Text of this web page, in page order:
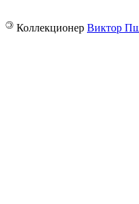
© Коллекционер Виктор